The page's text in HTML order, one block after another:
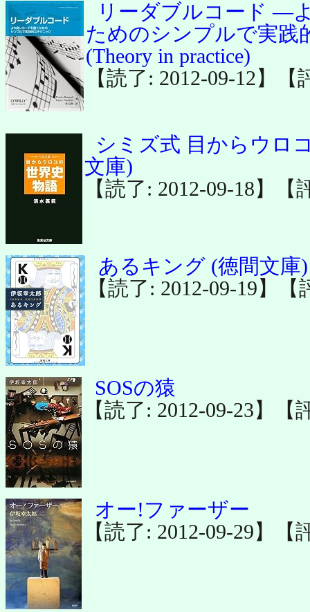
リーダブルコード ―
ためのシンプルで実践
(Theory in practice)
【読了: 2012-09-12】【
シミズ式 目からウロ
文庫)
【読了: 2012-09-18】【
あるキング (徳間文庫)
【読了: 2012-09-19】【
SOSの猿
【読了: 2012-09-23】【
オー!ファーザー
【読了: 2012-09-29】【